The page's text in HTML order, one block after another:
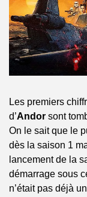
Les premiers
d’Andor sont
On le sait que le
dès la saison 1
lancement de la
démarrage sous
n’était pas déjà